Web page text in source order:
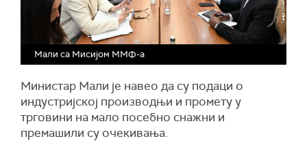
Мали са Мисијом ММФ-а
Министар Мали је навео да су подаци о
индустријској производњи и промету у
трговини на мало посебно снажни и
премашили су очекивања.